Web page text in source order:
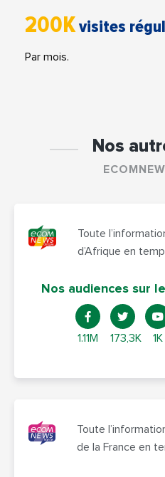
200Kvisites
Par mois.
Nos
Toute
d’Afrique en
Nos audiences sur
1.11M 173,3K 1K
Toute
de la France en